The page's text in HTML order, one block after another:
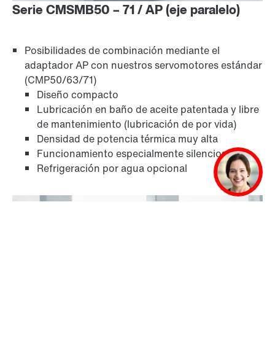
Serie CMSMB50 – 71 / AP (eje paralelo)
Posibilidades de combinación mediante el
adaptador AP con nuestros servomotores estándar
(CMP50/63/71)
Diseño compacto
Lubricación en baño de aceite patentada y libre
de mantenimiento (lubricación de por vida)
Densidad de potencia térmica muy alta
Funcionamiento especialmente silencioso
Refrigeración por agua opcional